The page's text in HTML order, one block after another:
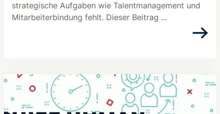
strategische Aufgaben wie Talentmanagement und
Mitarbeiterbindung fehlt. Dieser Beitrag ...